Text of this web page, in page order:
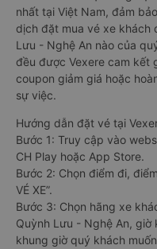
nhất tại Việt Nam, đảm
dịch đặt mua vé xe khách
Lưu - Nghệ An nào của
đều được Vexere cam kết
coupon giảm giá hoặc
sự việc.
Hướng dẫn đặt vé tại
Bước 1: Truy cập vào
CH Play hoặc App Store.
Bước 2: Chọn điểm đi,
VÉ XE”.
Bước 3: Chọn hãng xe
Quỳnh Lưu - Nghệ An, giờ
khung giờ quý khách